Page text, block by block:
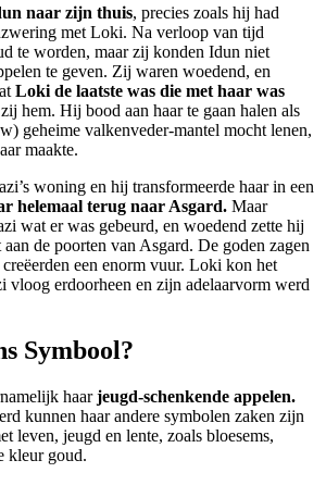
naar zijn thuis, precies zoals hij had
met Loki. Na verloop van tijd
te worden, maar zij konden Idun niet
te geven. Zij waren woedend, en
Loki de laatste was die met haar was
hem. Hij bood aan haar te gaan halen als
geheime valkenveder-mantel mocht lenen,
maakte.
woning en hij transformeerde haar in een
helemaal terug naar Asgard. Maar
wat er was gebeurd, en woedend zette hij
de poorten van Asgard. De goden zagen
een enorm vuur. Loki kon het
vloog erdoorheen en zijn adelaarvorm werd
Symbool?
haarjeugd-schenkende appelen.
kunnen haar andere symbolen zaken zijn
leven, jeugd en lente, zoals bloesems,
kleur goud.